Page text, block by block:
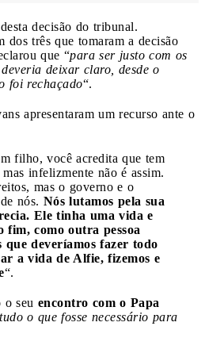
decisão do tribunal.
três que tomaram a decisão
que “para ser justo com os
deixar claro, desde o
foi rechaçado“.
apresentaram um recurso ante o
filho, você acredita que tem
infelizmente não é assim.
mas o governo e o
nós. Nós lutamos pela sua
Ele tinha uma vida e
fim, como outra pessoa
que deveríamos fazer todo
a vida de Alfie, fizemos e
“.
o seu encontro com o Papa
tudo o que fosse necessário para